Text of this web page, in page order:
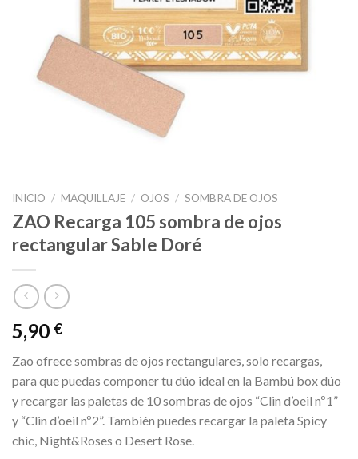
INICIO / MAQUILLAJE / OJOS / SOMBRA DE OJOS
ZAO Recarga 105 sombra de ojos
rectangular Sable Doré
5,90 €
Zao ofrece sombras de ojos rectangulares, solo recargas,
para que puedas componer tu dúo ideal en la Bambú box dúo
y recargar las paletas de 10 sombras de ojos “Clin d’oeil nº1”
y “Clin d’oeil nº2”. También puedes recargar la paleta Spicy
chic, Night&Roses o Desert Rose.